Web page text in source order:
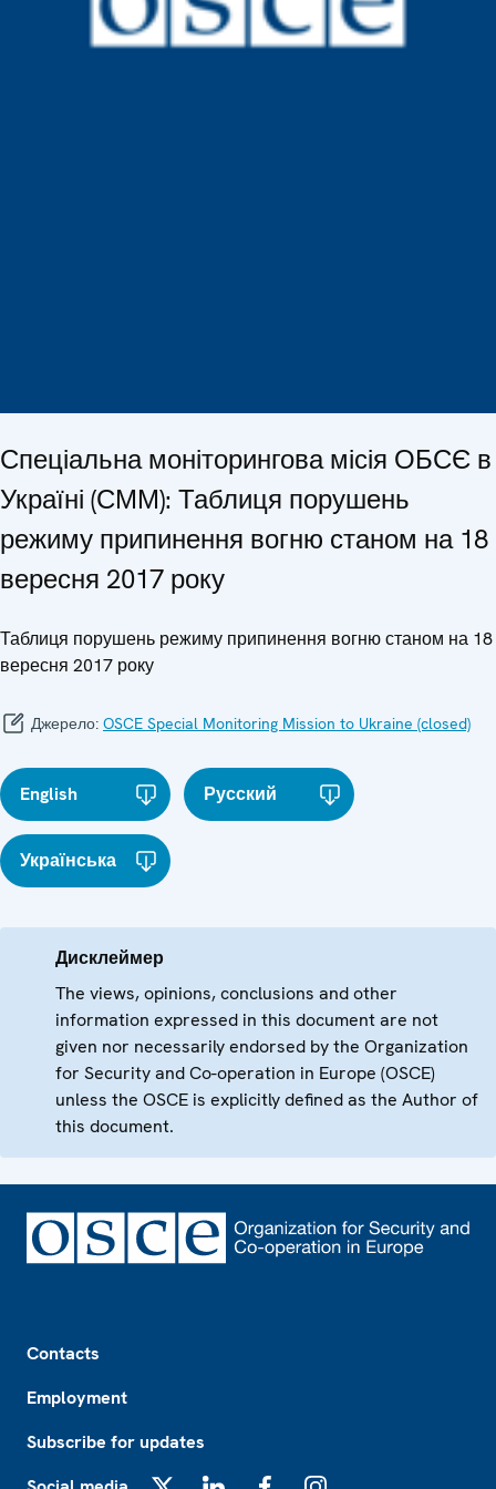
Спеціальна моніторингова місія ОБСЄ в
Україні (СММ): Таблиця порушень
режиму припинення вогню станом на 18
вересня 2017 року
Таблиця порушень режиму припинення вогню станом на 18
вересня 2017 року
Джерело: OSCE Special Monitoring Mission to Ukraine (closed)
English Русский
Українська
Дисклеймер
The views, opinions, conclusions and other
information expressed in this document are not
given nor necessarily endorsed by the Organization
for Security and Co-operation in Europe (OSCE)
unless the OSCE is explicitly defined as the Author of
this document.
Contacts
Employment
Subscribe for updates